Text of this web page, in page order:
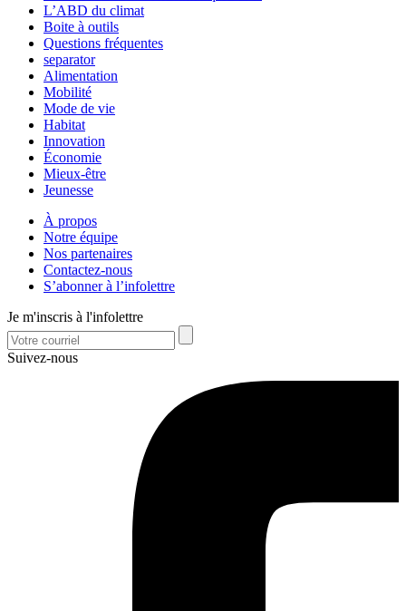
L’ABD du climat
Boite à outils
Questions fréquentes
separator
Alimentation
Mobilité
Mode de vie
Habitat
Innovation
Économie
Mieux-être
Jeunesse
À propos
Notre équipe
Nos partenaires
Contactez-nous
S’abonner à l’infolettre
Je m'inscris à l'infolettre
Suivez-nous